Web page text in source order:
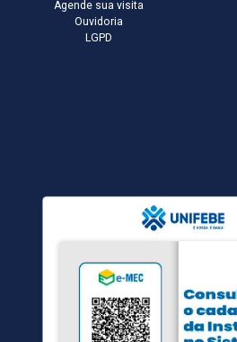
Agende sua visita
Ouvidoria
LGPD